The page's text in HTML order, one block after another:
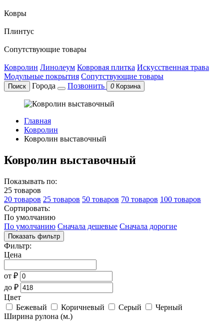
Ковры
Плинтус
Сопутствующие товары
Ковролин Линолеум Ковровая плитка Искусственная трава
Модульные покрытия Сопутствующие товары
Поиск Города Позвонить 0 Корзина
Главная
Ковролин
Ковролин выставочный
Ковролин выставочный
Показывать по:
25 товаров
20 товаров 25 товаров 50 товаров 70 товаров 100 товаров
Сортировать:
По умолчанию
По умолчанию Сначала дешевые Сначала дорогие
Показать фильтр
Фильтр:
Цена
от ₽
до ₽
Цвет
Бежевый
Коричневый Серый
Черный
Ширина рулона (м.)